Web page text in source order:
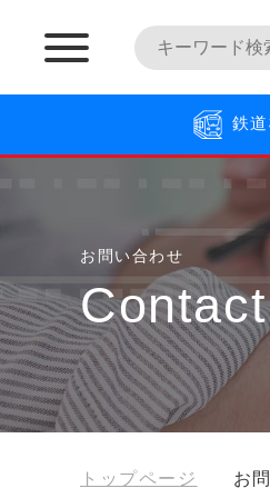
鉄
お問い合わせ
Contact
トップページ お